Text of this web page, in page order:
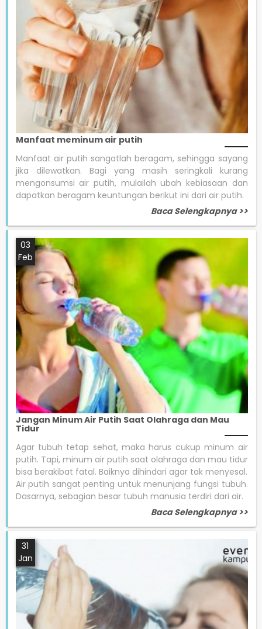
Manfaat meminum air putih
Manfaat air putih sangatlah beragam, sehingga sayang
jika dilewatkan. Bagi yang masih seringkali kurang
mengonsumsi air putih, mulailah ubah kebiasaan dan
dapatkan beragam keuntungan berikut ini dari air putih.
Baca Selengkapnya >>
03
Feb
Jangan Minum Air Putih Saat Olahraga dan Mau
Tidur
Agar tubuh tetap sehat, maka harus cukup minum air
putih. Tapi, minum air putih saat olahraga dan mau tidur
bisa berakibat fatal. Baiknya dihindari agar tak menyesal.
Air putih sangat penting untuk menunjang fungsi tubuh.
Dasarnya, sebagian besar tubuh manusia terdiri dari air.
Baca Selengkapnya >>
31
Jan